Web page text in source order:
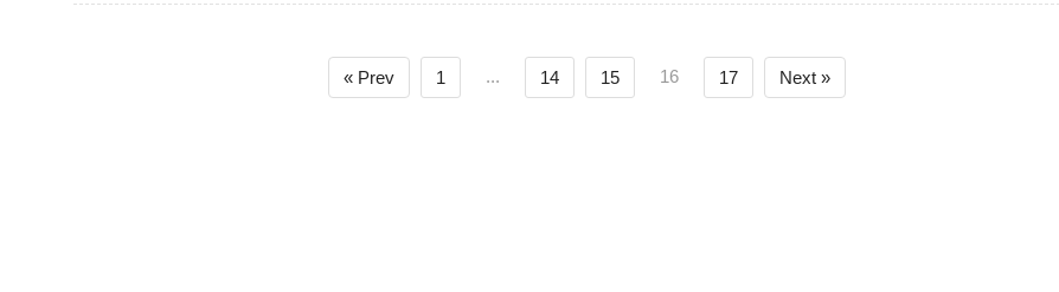
« Prev 1 ... 14 15 16 17 Next »